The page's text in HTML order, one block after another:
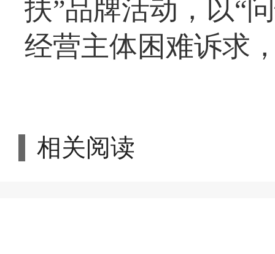
扶”品牌活动，以“
经营主体困难诉求
相关阅读